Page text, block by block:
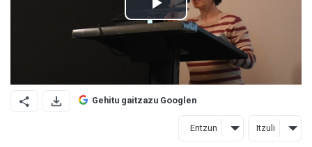
Gehitu gaitzazu Googlen
Entzun Itzuli